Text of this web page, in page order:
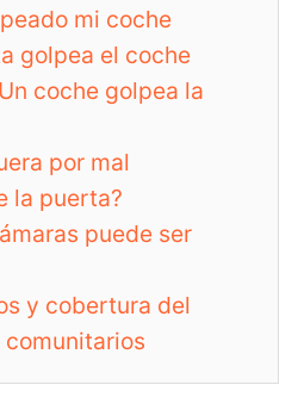
mi coche
golpea el coche
coche golpea la
por mal
la puerta?
puede ser
y cobertura del
comunitarios